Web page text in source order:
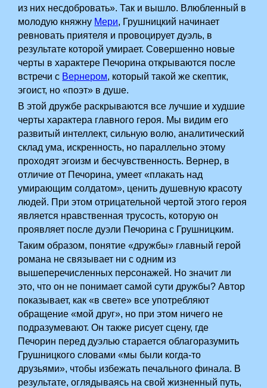
из них несдобровать». Так и вышло. Влюбленный в
молодую княжну Мери, Грушницкий начинает
ревновать приятеля и провоцирует дуэль, в
результате которой умирает. Совершенно новые
черты в характере Печорина открываются после
встречи с Вернером, который такой же скептик,
эгоист, но «поэт» в душе.
В этой дружбе раскрываются все лучшие и худшие
черты характера главного героя. Мы видим его
развитый интеллект, сильную волю, аналитический
склад ума, искренность, но параллельно этому
проходят эгоизм и бесчувственность. Вернер, в
отличие от Печорина, умеет «плакать над
умирающим солдатом», ценить душевную красоту
людей. При этом отрицательной чертой этого героя
является нравственная трусость, которую он
проявляет после дуэли Печорина с Грушницким.
Таким образом, понятие «дружбы» главный герой
романа не связывает ни с одним из
вышеперечисленных персонажей. Но значит ли
это, что он­ не понимает самой сути дружбы? Автор
показывает, как «в свете» все употребляют
обращение «мой друг», но при этом ничего не
подразумевают. Он также рисует сцену, где
Печорин перед дуэлью старается облагоразумить
Грушницкого словами «мы были когда-то
друзьями», чтобы избежать печального финала. В
результате, оглядываясь на свой жизненный путь,